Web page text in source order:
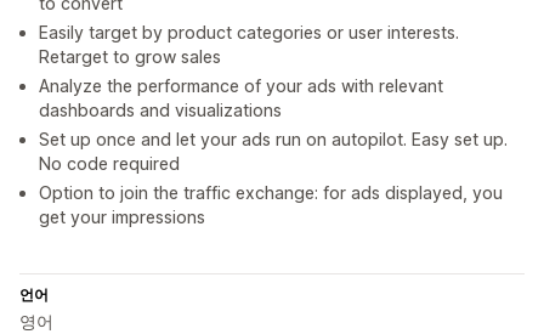
Easily target by product categories or user interests.
Retarget to grow sales
Analyze the performance of your ads with relevant
dashboards and visualizations
Set up once and let your ads run on autopilot. Easy set up.
No code required
Option to join the traffic exchange: for ads displayed, you
get your impressions
언어
영어